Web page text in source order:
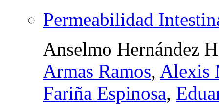
Permeabilidad
Anselmo Hernández
Armas Ramos, Alexis
Fariña Espinosa,